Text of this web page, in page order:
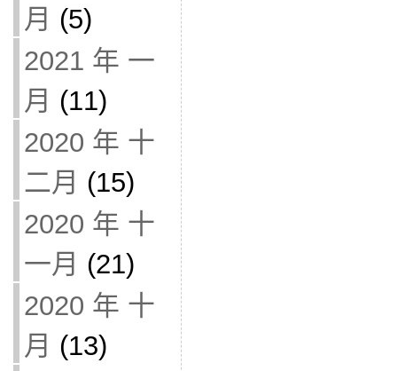
月 (5)
2021 年 一
月 (11)
2020 年 十
二月 (15)
2020 年 十
一月 (21)
2020 年 十
月 (13)